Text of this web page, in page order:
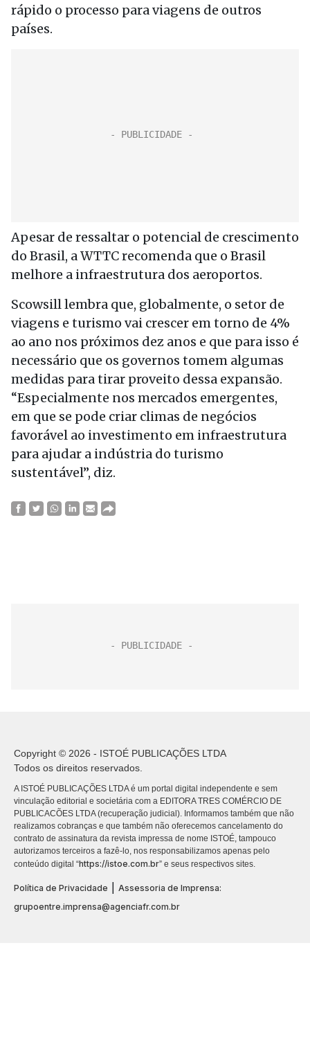
rápido o processo para viagens de outros
países.
Apesar de ressaltar o potencial de crescimento
do Brasil, a WTTC recomenda que o Brasil
melhore a infraestrutura dos aeroportos.
Scowsill lembra que, globalmente, o setor de
viagens e turismo vai crescer em torno de 4%
ao ano nos próximos dez anos e que para isso é
necessário que os governos tomem algumas
medidas para tirar proveito dessa expansão.
“Especialmente nos mercados emergentes,
em que se pode criar climas de negócios
favorável ao investimento em infraestrutura
para ajudar a indústria do turismo
sustentável”, diz.
Copyright © 2026 - ISTOÉ PUBLICAÇÕES LTDA
Todos os direitos reservados.
A ISTOÉ PUBLICAÇÕES LTDA é um portal digital independente e sem
vinculação editorial e societária com a EDITORA TRES COMÉRCIO DE
PUBLICACÕES LTDA (recuperação judicial). Informamos também que não
realizamos cobranças e que também não oferecemos cancelamento do
contrato de assinatura da revista impressa de nome ISTOÉ, tampouco
autorizamos terceiros a fazê-lo, nos responsabilizamos apenas pelo
conteúdo digital “https://istoe.com.br” e seus respectivos sites.
Política de Privacidade
Assessoria de Imprensa:
grupoentre.imprensa@agenciafr.com.br